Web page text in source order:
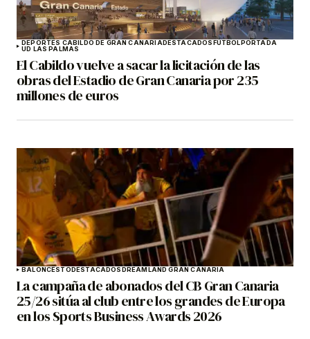
DEPORTES CABILDO DE GRAN CANARIADESTACADOSFÚTBOLPORTADA
UD LAS PALMAS
El Cabildo vuelve a sacar la licitación de las
obras del Estadio de Gran Canaria por 235
millones de euros
BALONCESTODESTACADOSDREAMLAND GRAN CANARIA
La campaña de abonados del CB Gran Canaria
25/26 sitúa al club entre los grandes de Europa
en los Sports Business Awards 2026